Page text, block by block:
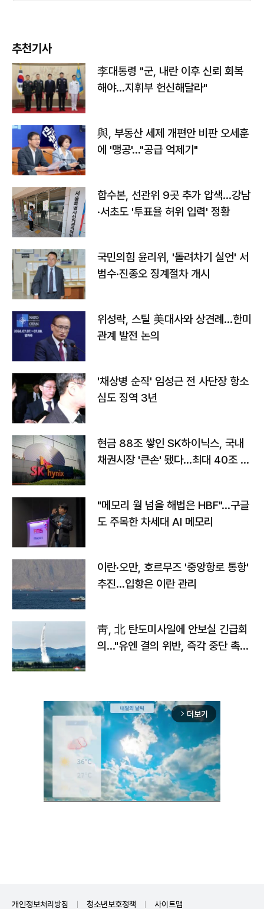
추천기사
李대통령 "군, 내란 이후 신뢰 회복
해야…지휘부 헌신해달라"
與, 부동산 세제 개편안 비판 오세훈
에 '맹공'…"공급 억제기"
합수본, 선관위 9곳 추가 압색…강남
·서초도 '투표율 허위 입력' 정황
국민의힘 윤리위, '돌려차기 실언' 서
범수·진종오 징계절차 개시
위성락, 스틸 美대사와 상견례…한미
관계 발전 논의
'채상병 순직' 임성근 전 사단장 항소
심도 징역 3년
현금 88조 쌓인 SK하이닉스, 국내
채권시장 '큰손' 됐다…최대 40조 투
"메모리 월 넘을 해법은 HBF"…구글
도 주목한 차세대 AI 메모리
이란·오만, 호르무즈 '중앙항로 통항'
추진…입항은 이란 관리
靑, 北 탄도미사일에 안보실 긴급회
의…"유엔 결의 위반, 즉각 중단 촉
arrow_forward_ios 더보기
개인정보처리방침 청소년보호정책 사이트맵